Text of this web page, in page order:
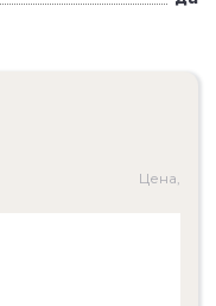
Цена, ₽